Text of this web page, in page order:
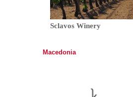
Sclavos Winery
Macedonia